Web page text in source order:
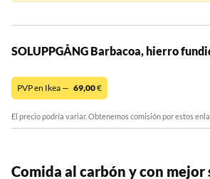
SOLUPPGÅNG Barbacoa, hierro
PVP en Ikea — 69,00€
El precio podría variar. Obtenemos comisión por estos
Comida al carbón y con mejor